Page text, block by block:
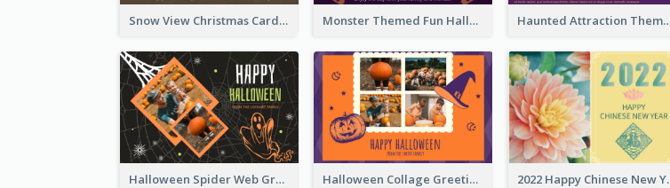
Snow View Christmas Card With Simple Design Monster Themed Fun Halloween Greeting Card Haunted Attraction
Halloween Spider Web Greeting Card Halloween Collage Greeting Card 2022 Happy